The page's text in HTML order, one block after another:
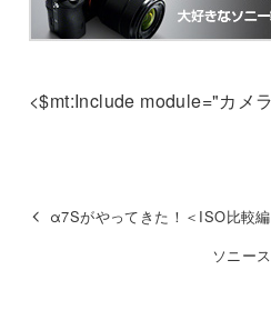
<$mt:Include module="カメ
α7Sがやってきた！＜ISO比較編
ソニー